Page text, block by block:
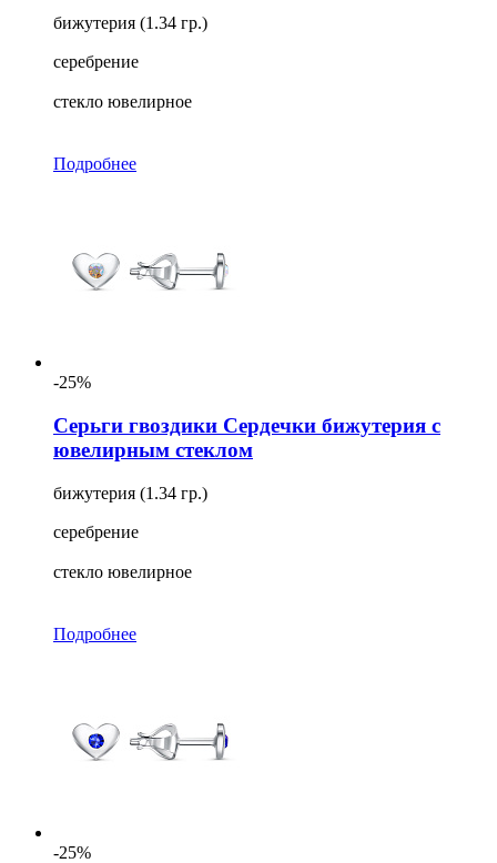
бижутерия (1.34 гр.)
серебрение
стекло ювелирное
Подробнее
-25%
Серьги гвоздики Сердечки бижутерия с
ювелирным стеклом
бижутерия (1.34 гр.)
серебрение
стекло ювелирное
Подробнее
-25%